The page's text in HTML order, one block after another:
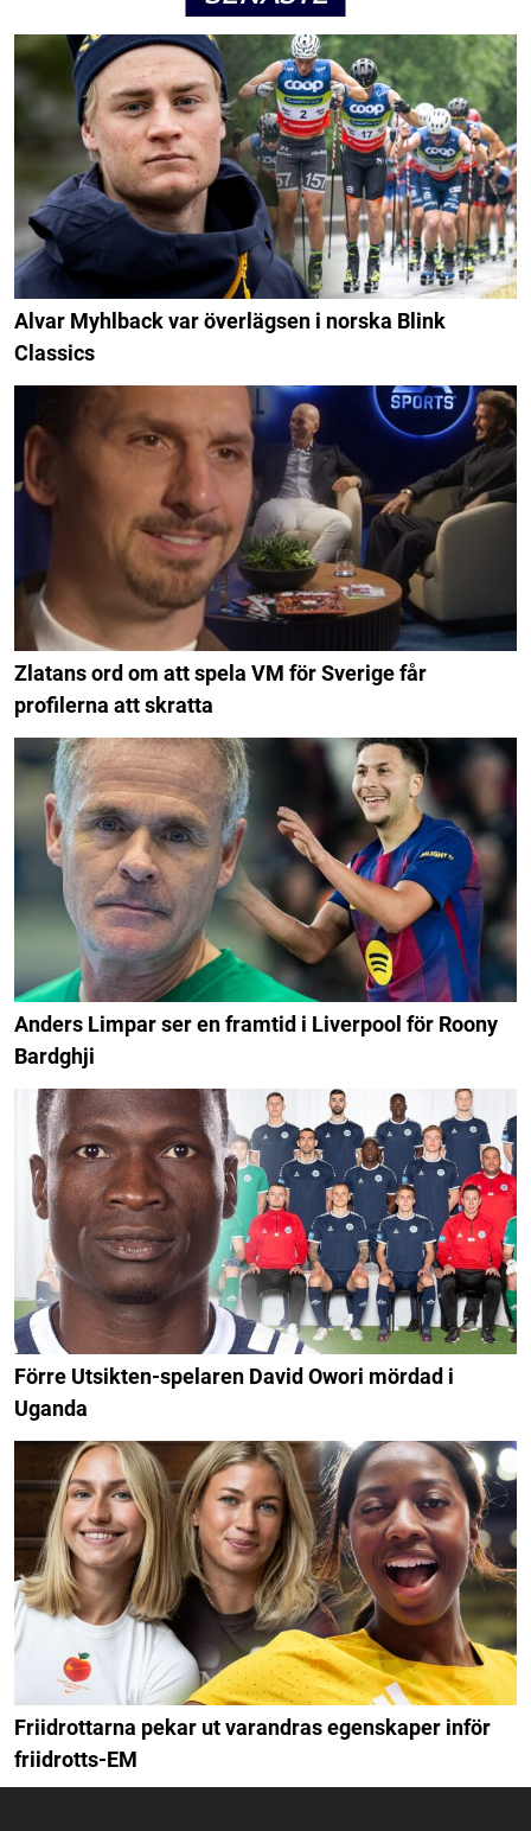
Alvar Myhlback var överlägsen i norska Blink
Classics
Zlatans ord om att spela VM för Sverige får
profilerna att skratta
Anders Limpar ser en framtid i Liverpool för Roony
Bardghji
Förre Utsikten-spelaren David Owori mördad i
Uganda
Friidrottarna pekar ut varandras egenskaper inför
friidrotts-EM